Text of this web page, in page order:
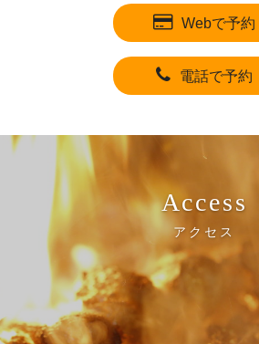
Webで予約
電話で予約
Access
アクセス